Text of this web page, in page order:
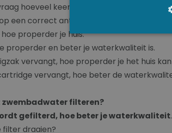
hoeveel keer je het filterpatroon moet
een correct antwoord te geven, maar
properder je huis.
properder en beter je waterkwaliteit is.
vervangt, hoe properder je het huis
vervangt, hoe beter de
zwembadwater filteren?
gefilterd, hoe beter je waterkwaliteit
filter draaien?